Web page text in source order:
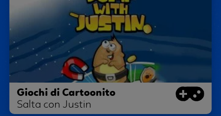
Giochi di Cartoonito
Salta con Justin